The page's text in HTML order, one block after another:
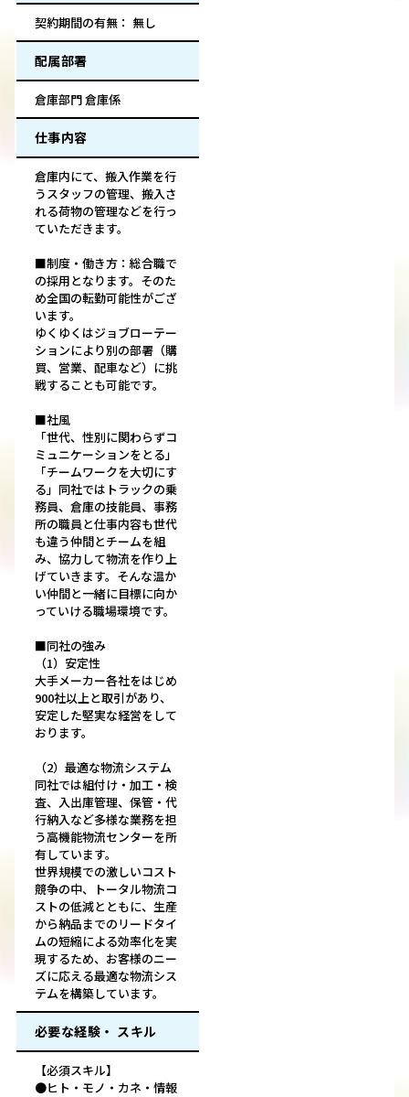
契約期間の有無： 無し
配属部署
倉庫部門 倉庫係
仕事内容
倉庫内にて、搬入作業を行
うスタッフの管理、搬入さ
れる荷物の管理などを行っ
ていただきます。
■制度・働き方：総合職で
の採用となります。そのた
め全国の転勤可能性がござ
います。
ゆくゆくはジョブローテー
ションにより別の部署（購
買、営業、配車など）に挑
戦することも可能です。
■社風
「世代、性別に関わらずコ
ミュニケーションをとる」
「チームワークを大切にす
る」同社ではトラックの乗
務員、倉庫の技能員、事務
所の職員と仕事内容も世代
も違う仲間とチームを組
み、協力して物流を作り上
げていきます。そんな温か
い仲間と一緒に目標に向か
っていける職場環境です。
■同社の強み
（1）安定性
大手メーカー各社をはじめ
900社以上と取引があり、
安定した堅実な経営をして
おります。
（2）最適な物流システム
同社では組付け・加工・検
査、入出庫管理、保管・代
行納入など多様な業務を担
う高機能物流センターを所
有しています。
世界規模での激しいコスト
競争の中、トータル物流コ
ストの低減とともに、生産
から納品までのリードタイ
ムの短縮による効率化を実
現するため、お客様のニー
ズに応える最適な物流シス
テムを構築しています。
必要な経験・ スキル
【必須スキル】
●ヒト・モノ・カネ・情報